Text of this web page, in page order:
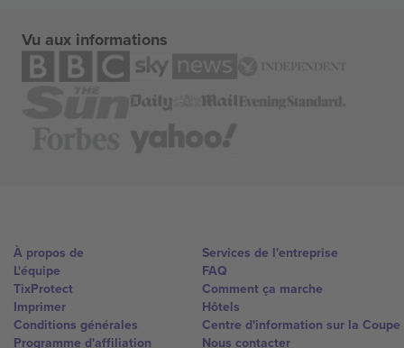
Vu aux informations
À propos de
L'équipe
TixProtect
Imprimer
Conditions générales
Programme d'affiliation
Services de l'entreprise
FAQ
Comment ça marche
Hôtels
Centre d'information sur la Coupe
Nous contacter